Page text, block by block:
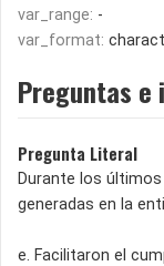
var_range: -
var_format:
Preguntas
Pregunta Literal
Durante los
generadas en la
e. Facilitaron el